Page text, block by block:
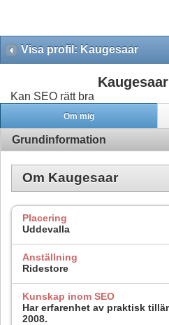
Visa profil: Kaugesaar
Kaugesaar
Kan SEO rätt bra
Om mig
Grundinformation
Om Kaugesaar
Placering
Uddevalla
Anställning
Ridestore
Kunskap inom SEO
Har erfarenhet av praktisk
2008.